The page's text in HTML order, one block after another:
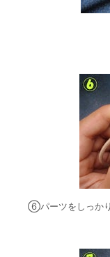
⑥パーツをしっかり